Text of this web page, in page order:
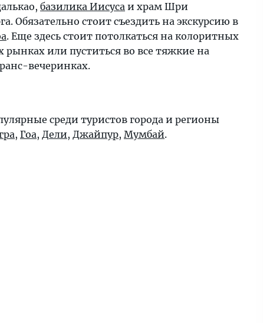
базилика Иисуса и храм Шри
Обязательно стоит съездить на экскурсию в
. Еще здесь стоит потолкаться на колоритных
или пуститься во все тяжкие на
вечеринках.
среди туристов города и регионы
, Гоа, Дели, Джайпур, Мумбай.